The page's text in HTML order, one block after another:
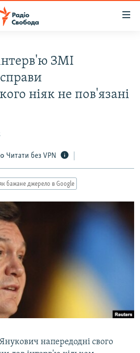
ЗМІ
ніяк не пов'язані
Читати без VPN
бажане джерело в Google
напередодні свого